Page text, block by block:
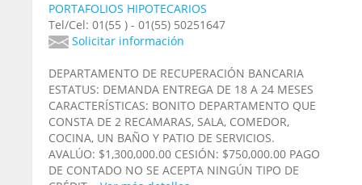
PORTAFOLIOS HIPOTECARIOS
Tel/Cel: 01(55 ) - 01(55) 50251647
Solicitar información
DEPARTAMENTO DE RECUPERACIÓN BANCARIA
ESTATUS: DEMANDA ENTREGA DE 18 A 24 MESES
CARACTERÍSTICAS: BONITO DEPARTAMENTO QUE
CONSTA DE 2 RECAMARAS, SALA, COMEDOR,
COCINA, UN BAÑO Y PATIO DE SERVICIOS.
AVALÚO: $1,300,000.00 CESIÓN: $750,000.00 PAGO
DE CONTADO NO SE ACEPTA NINGÚN TIPO DE